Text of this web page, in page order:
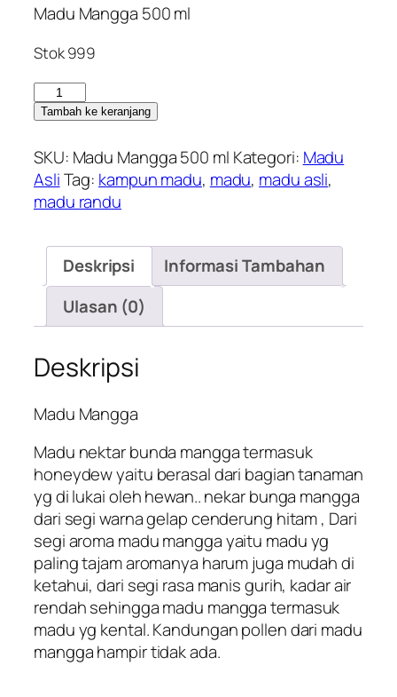
adalah:
Madu Mangga 500 ml
Stok 999
Kuantitas
Madu
500
ml
Tambah ke keranjang
SKU: Madu Mangga 500 ml Kategori: Madu
AsliTag: kampun madu, madu, madu asli,
madu randu
Deskripsi
Informasi Tambahan
Ulasan (0)
Deskripsi
Madu Mangga
Madu nektar bunda mangga termasuk
honeydew yaitu berasal dari bagian tanaman
yg di lukai oleh hewan.. nekar bunga mangga
dari segi warna gelap cenderung hitam , Dari
segi aroma madu mangga yaitu madu yg
paling tajam aromanya harum juga mudah di
ketahui, dari segi rasa manis gurih, kadar air
rendah sehingga madu mangga termasuk
madu yg kental. Kandungan pollen dari madu
mangga hampir tidak ada.